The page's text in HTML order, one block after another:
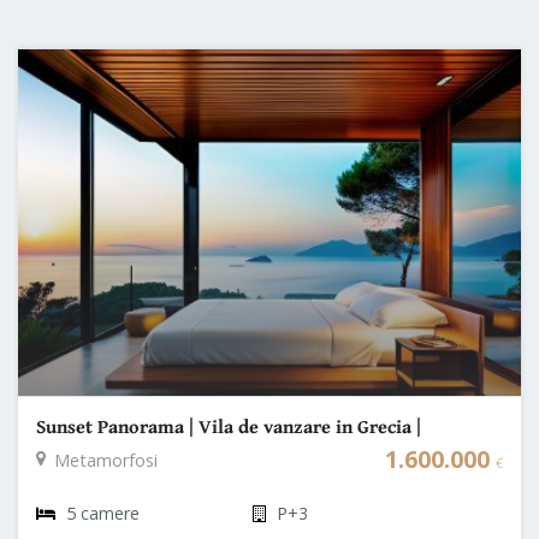
Sunset Panorama | Vila de vanzare in Grecia |
Halkidiki Sithonia
Metamorfosi 1.600.000 €
5 camere P+3